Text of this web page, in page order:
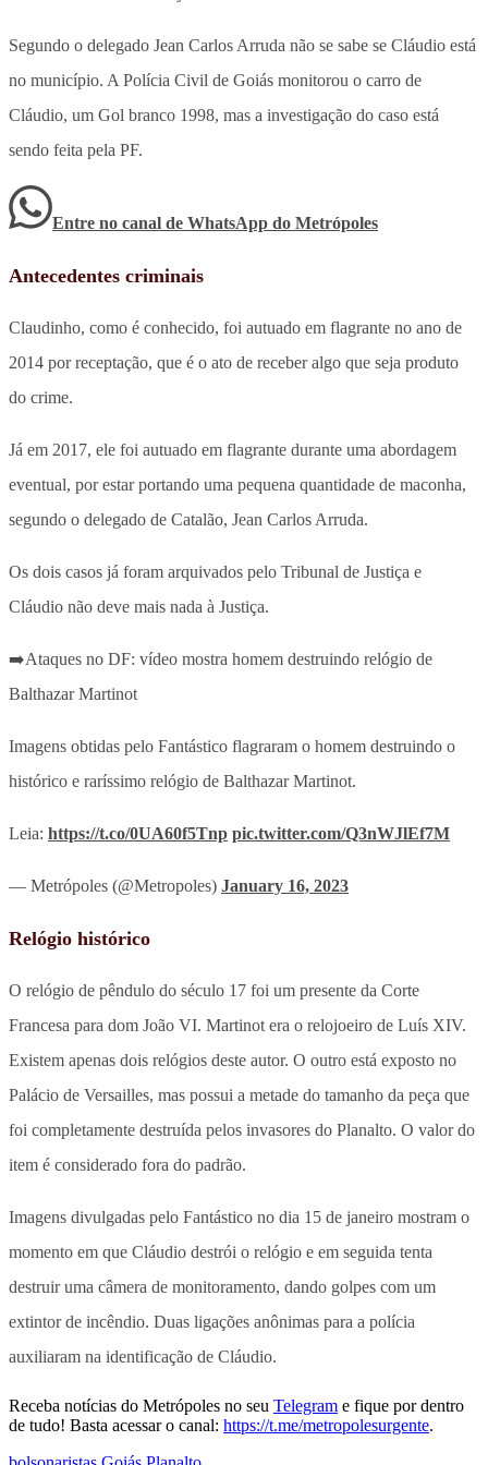
Segundo o delegado Jean Carlos Arruda não se sabe se Cláudio está
no município. A Polícia Civil de Goiás monitorou o carro de
Cláudio, um Gol branco 1998, mas a investigação do caso está
sendo feita pela PF.
Entre no canal de WhatsApp do Metrópoles
Antecedentes criminais
Claudinho, como é conhecido, foi autuado em flagrante no ano de
2014 por receptação, que é o ato de receber algo que seja produto
do crime.
Já em 2017, ele foi autuado em flagrante durante uma abordagem
eventual, por estar portando uma pequena quantidade de maconha,
segundo o delegado de Catalão, Jean Carlos Arruda.
Os dois casos já foram arquivados pelo Tribunal de Justiça e
Cláudio não deve mais nada à Justiça.
➡️Ataques no DF: vídeo mostra homem destruindo relógio de
Balthazar Martinot
Imagens obtidas pelo Fantástico flagraram o homem destruindo o
histórico e raríssimo relógio de Balthazar Martinot.
Leia: https://t.co/0UA60f5Tnp pic.twitter.com/Q3nWJlEf7M
— Metrópoles (@Metropoles) January 16, 2023
Relógio histórico
O relógio de pêndulo do século 17 foi um presente da Corte
Francesa para dom João VI. Martinot era o relojoeiro de Luís XIV.
Existem apenas dois relógios deste autor. O outro está exposto no
Palácio de Versailles, mas possui a metade do tamanho da peça que
foi completamente destruída pelos invasores do Planalto. O valor do
item é considerado fora do padrão.
Imagens divulgadas pelo Fantástico no dia 15 de janeiro mostram o
momento em que Cláudio destrói o relógio e em seguida tenta
destruir uma câmera de monitoramento, dando golpes com um
extintor de incêndio. Duas ligações anônimas para a polícia
auxiliaram na identificação de Cláudio.
Receba notícias do Metrópoles no seu Telegram e fique por dentro
de tudo! Basta acessar o canal: https://t.me/metropolesurgente.